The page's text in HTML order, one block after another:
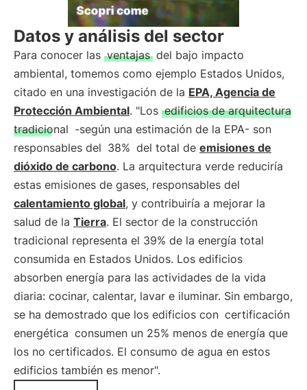
Datos y análisis del sector
Para conocer las ventajas del bajo impacto
ambiental, tomemos como ejemplo Estados Unidos,
citado en una investigación de la EPA, Agencia de
Protección Ambiental. "Los edificios de arquitectura
tradicional -según una estimación de la EPA- son
responsables del 38% del total de emisiones de
dióxido de carbono. La arquitectura verde reduciría
estas emisiones de gases, responsables del
calentamiento global, y contribuiría a mejorar la
salud de la Tierra. El sector de la construcción
tradicional representa el 39% de la energía total
consumida en Estados Unidos. Los edificios
absorben energía para las actividades de la vida
diaria: cocinar, calentar, lavar e iluminar. Sin embargo,
se ha demostrado que los edificios con certificación
energética consumen un 25% menos de energía que
los no certificados. El consumo de agua en estos
edificios también es menor".